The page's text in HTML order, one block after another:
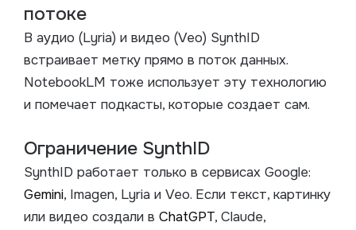
потоке
В аудио (Lyria) и видео (Veo) SynthID
встраивает метку прямо в поток данных.
NotebookLM тоже использует эту технологию
и помечает подкасты, которые создает сам.
Ограничение SynthID
SynthID работает только в сервисах Google:
Gemini, Imagen, Lyria и Veo. Если текст, картинку
или видео создали в ChatGPT, Claude,